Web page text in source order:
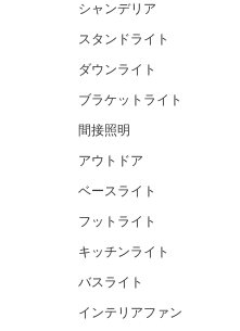
シャンデリア
スタンドライト
ダウンライト
ブラケットライト
間接照明
アウトドア
ベースライト
フットライト
キッチンライト
バスライト
インテリアファン